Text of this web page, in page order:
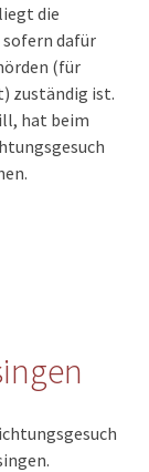
die
dafür
(für
zuständig ist.
hat beim